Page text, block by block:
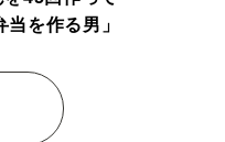
を作る男」